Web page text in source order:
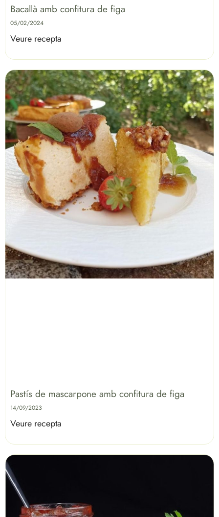
Bacallà amb confitura de figa
05/02/2024
Veure recepta
Pastís de mascarpone amb confitura de figa
14/09/2023
Veure recepta